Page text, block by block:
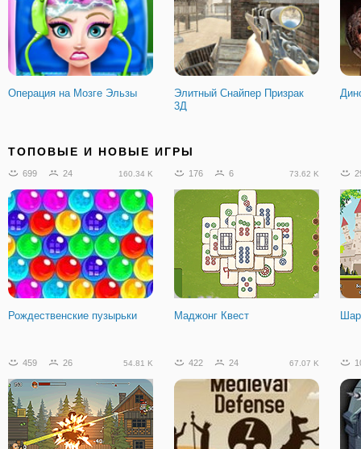
Операция на Мозге Эльзы
Элитный Снайпер Призрак
3Д
Легенды Футбола 2019 на
Двоих
Маленькие Танки
ТОПОВЫЕ И НОВЫЕ ИГРЫ
699 24 160.34 K
Рождественские пузырьки
176 6 73.62 K
Маджонг Квест
459 26 54.81 K 422 24 67.07 K